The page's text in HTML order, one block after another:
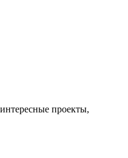
проекты,